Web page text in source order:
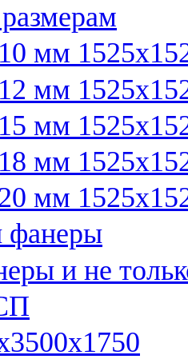
мм
мм
мм
мм
мм
фанеры
и не